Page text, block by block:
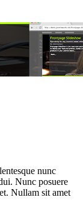
nunc
Nunc posuere
Nullam sit amet